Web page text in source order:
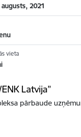
2021
vieta
Latvija”
pārbaude